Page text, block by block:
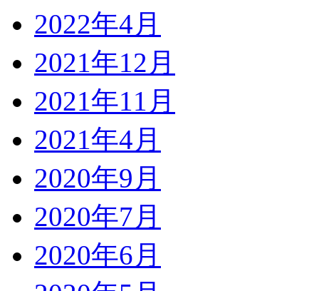
2022年4月
2021年12月
2021年11月
2021年4月
2020年9月
2020年7月
2020年6月